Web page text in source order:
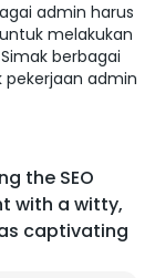
admin harus
melakukan
berbagai
admin
the SEO
with a witty,
captivating